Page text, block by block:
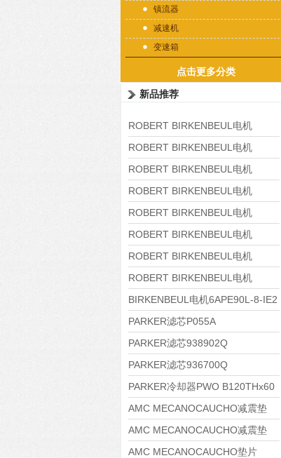
镇流器
减速机
变速箱
点击更多分类
新品推荐
ROBERT BIRKENBEUL电机
8APE225M-4-IE3
ROBERT BIRKENBEUL电机
8APE180L-4 IE3
ROBERT BIRKENBEUL电机
8APE160M-6 IE3
ROBERT BIRKENBEUL电机
8APE160L-4-IE3
ROBERT BIRKENBEUL电机
8APE112M-6K-IE3
ROBERT BIRKENBEUL电机
8APE100L-2 IE3
ROBERT BIRKENBEUL电机
8APE90S-4 IE3
ROBERT BIRKENBEUL电机
8APE80M-2K-IE3
BIRKENBEUL电机6APE90L-8-IE2
PARKER滤芯P055A
PARKER滤芯938902Q
PARKER滤芯936700Q
PARKER冷却器PWO B120THx60
AMC MECANOCAUCHO减震垫
138552
AMC MECANOCAUCHO减震垫
138551
AMC MECANOCAUCHO垫片